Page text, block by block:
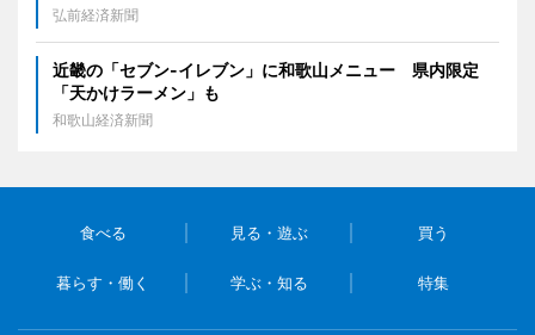
弘前経済新聞
近畿の「セブン-イレブン」に和歌山メニュー 県内限定
「天かけラーメン」も
和歌山経済新聞
食べる 見る・遊ぶ 買う
暮らす・働く 学ぶ・知る 特集